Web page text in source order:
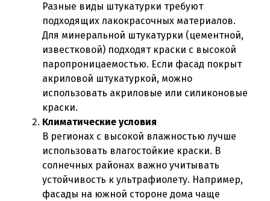
Разные виды штукатурки требуют
подходящих лакокрасочных материалов.
Для минеральной штукатурки (цементной,
известковой) подходят краски с высокой
паропроницаемостью. Если фасад покрыт
акриловой штукатуркой, можно
использовать акриловые или силиконовые
краски.
Климатические условия
В регионах с высокой влажностью лучше
использовать влагостойкие краски. В
солнечных районах важно учитывать
устойчивость к ультрафиолету. Например,
фасады на южной стороне дома чаще